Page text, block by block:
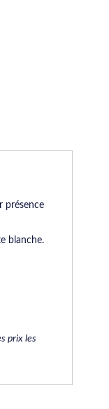
présence
blanche.
prix les